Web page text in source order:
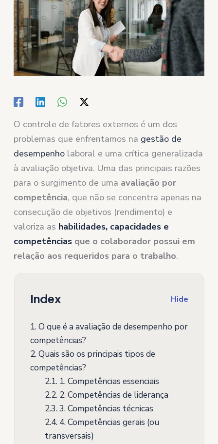
O controle de fatores externos é um dos
problemas que enfrentamos na gestão de
desempenho laboral e uma crítica generalizada
à avaliação objetiva. Uma das principais razões
para o surgimento de uma avaliação por
competência, que não se concentra apenas na
consecução de objetivos (rendimento) e
valoriza as habilidades, capacidades e
competências que o colaborador possui em
relação aos requeridos para o trabalho.
Index Hide
1.O que é a avaliação de desempenho por
competências?
2.Quais são os principais tipos de
competências?
2.1.1. Competências essenciais
2.2.2. Competências de liderança
2.3.3. Competências técnicas
2.4.4. Competências gerais (ou
transversais)